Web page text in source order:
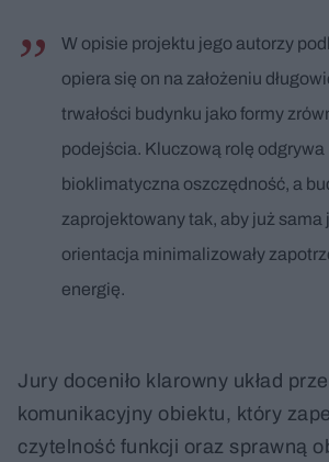
W opisie projektu jego autorzy
opiera się on na założeniu
trwałości budynku jako formy
podejścia. Kluczową rolę odgrywa
bioklimatyczna oszczędność, a
zaprojektowany tak, aby już sama
orientacja minimalizowały
energię.
Jury doceniło klarowny układ
komunikacyjny obiektu, który
czytelność funkcji oraz sprawną